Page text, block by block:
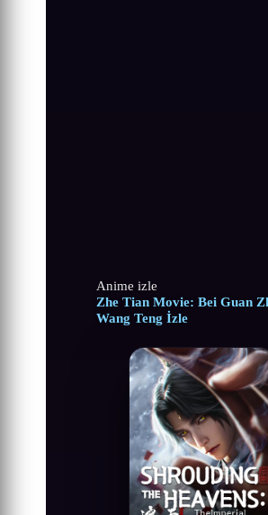
Anime izle
Zhe Tian Movie: Bei Guan
Wang Teng İzle